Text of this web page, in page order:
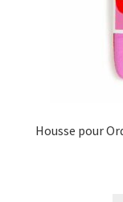
Housse pour